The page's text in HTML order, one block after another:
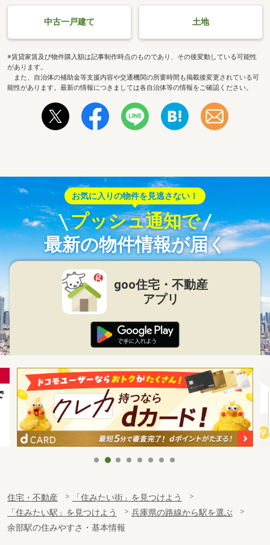
中古一戸建て 土地
※賃貸家賃及び物件購入額は記事制作時点のものであり、その後変動している可能性
があります。
また、自治体の補助金等支援内容や交通機関の所要時間も掲載後変更されている可
能性があります。最新の情報につきましては各自治体等の情報をご確認ください。
お気に入りの物件を見逃さない！
プッシュ通知で
最新の物件情報が届く
goo住宅・不動産
アプリ
住宅・不動産
「住みたい街」を見つけよう
「住みたい駅」を見つけよう
兵庫県の路線から駅を選ぶ
余部駅の住みやすさ・基本情報